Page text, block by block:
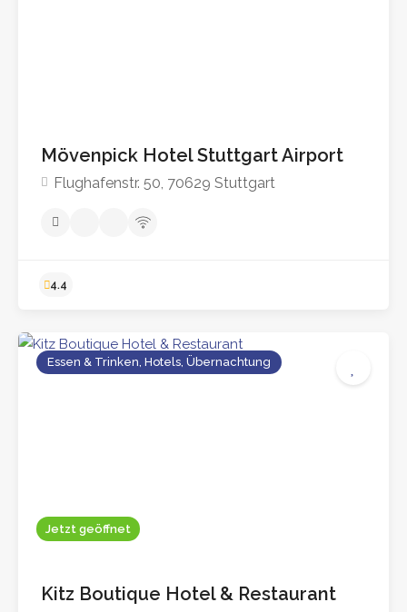
Mövenpick Hotel Stuttgart Airport
Flughafenstr. 50, 70629 Stuttgart
Jetzt geöffnet
Essen & Trinken, Hotels, Übernachtung
Kitz Boutique Hotel & Restaurant